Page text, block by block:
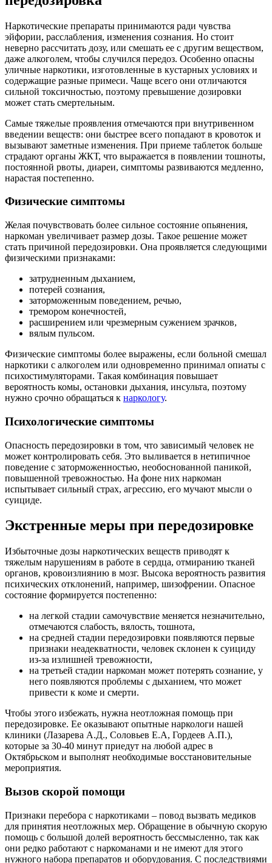
Наркотические препараты принимаются ради чувства
эйфории, расслабления, изменения сознания. Но стоит
неверно рассчитать дозу, или смешать ее с другим веществом,
даже алкоголем, чтобы случился передоз. Особенно опасны
уличные наркотики, изготовленные в кустарных условиях и
содержащие разные примеси. Чаще всего они отличаются
сильной токсичностью, поэтому превышение дозировки
может стать смертельным.
Самые тяжелые проявления отмечаются при внутривенном
введении веществ: они быстрее всего попадают в кровоток и
вызывают заметные изменения. При приеме таблеток больше
страдают органы ЖКТ, что выражается в появлении тошноты,
постоянной рвоты, диареи, симптомы развиваются медленно,
нарастая постепенно.
Физические симптомы
Желая почувствовать более сильное состояние опьянения,
наркоман увеличивает размер дозы. Такое решение может
стать причиной передозировки. Она проявляется следующими
физическими признаками:
затрудненным дыханием,
потерей сознания,
заторможенным поведением, речью,
тремором конечностей,
расширением или чрезмерным сужением зрачков,
вялым пульсом.
Физические симптомы более выражены, если больной смешал
наркотики с алкоголем или одновременно принимал опиаты с
психостимуляторами. Такая комбинация повышает
вероятность комы, остановки дыхания, инсульта, поэтому
нужно срочно обращаться к наркологу.
Психологические симптомы
Опасность передозировки в том, что зависимый человек не
может контролировать себя. Это выливается в нетипичное
поведение с заторможенностью, необоснованной паникой,
повышенной тревожностью. На фоне них наркоман
испытывает сильный страх, агрессию, его мучают мысли о
суициде.
Экстренные меры при передозировке
Избыточные дозы наркотических веществ приводят к
тяжелым нарушениям в работе в сердца, отмиранию тканей
органов, кровоизлиянию в мозг. Высока вероятность развития
психических отклонений, например, шизофрении. Опасное
состояние формируется постепенно:
на легкой стадии самочувствие меняется незначительно,
отмечаются слабость, вялость, тошнота,
на средней стадии передозировки появляются первые
признаки неадекватности, человек склонен к суициду
из-за излишней тревожности,
на третьей стадии наркоман может потерять сознание, у
него появляются проблемы с дыханием, что может
привести к коме и смерти.
Чтобы этого избежать, нужна неотложная помощь при
передозировке. Ее оказывают опытные наркологи нашей
клиники (Лазарева А.Д., Соловьев Е.А, Гордеев А.П.),
которые за 30-40 минут приедут на любой адрес в
Октябрьском и выполнят необходимые восстановительные
мероприятия.
Вызов скорой помощи
Признаки перебора с наркотиками – повод вызвать медиков
для принятия неотложных мер. Обращение в обычную скорую
помощь с большой долей вероятность бессмысленно, так как
они редко работают с наркоманами и не имеют для этого
нужного набора препаратов и оборудования. С последствиями